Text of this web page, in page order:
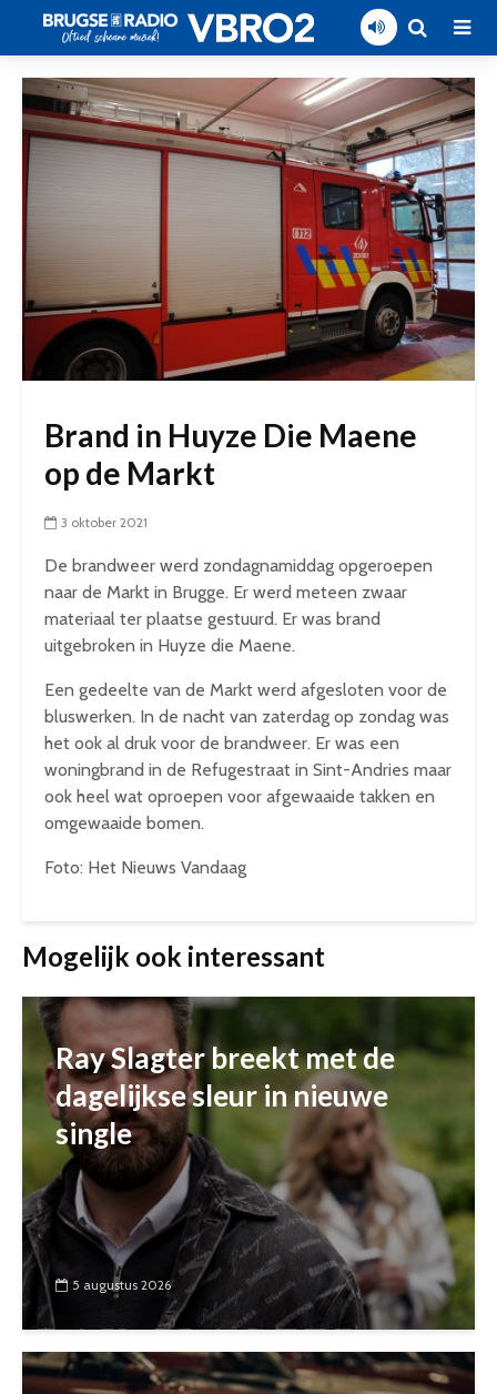
Brand in Huyze Die Maene
op de Markt
3 oktober 2021
De brandweer werd zondagnamiddag opgeroepen
naar de Markt in Brugge. Er werd meteen zwaar
materiaal ter plaatse gestuurd. Er was brand
uitgebroken in Huyze die Maene.
Een gedeelte van de Markt werd afgesloten voor de
bluswerken. In de nacht van zaterdag op zondag was
het ook al druk voor de brandweer. Er was een
woningbrand in de Refugestraat in Sint-Andries maar
ook heel wat oproepen voor afgewaaide takken en
omgewaaide bomen.
Foto: Het Nieuws Vandaag
Mogelijk ook interessant
Ray Slagter breekt met de
dagelijkse sleur in nieuwe
single
5 augustus 2026